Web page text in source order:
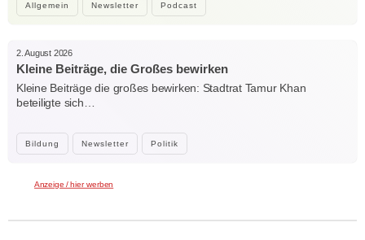
Allgemein Newsletter Podcast
Bildung Newsletter Politik
2. August 2026
Kleine Beiträge, die Großes bewirken
Kleine Beiträge die großes bewirken: Stadtrat Tamur Khan
beteiligte sich…
Anzeige / hier werben